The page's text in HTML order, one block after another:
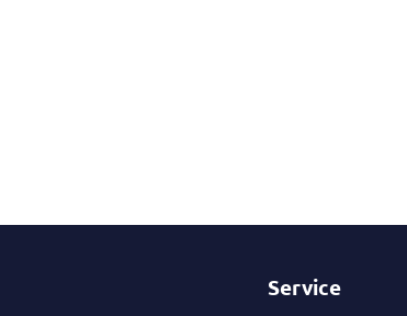
Service